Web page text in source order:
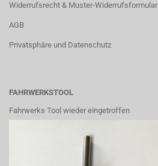
Widerrufsrecht & Muster-Widerrufsformular
AGB
Privatsphäre und Datenschutz
FAHRWERKSTOOL
Fahrwerks Tool wieder eingetroffen